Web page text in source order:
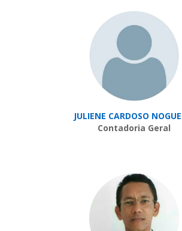
JULIENE CARDOSO
Contadoria Geral